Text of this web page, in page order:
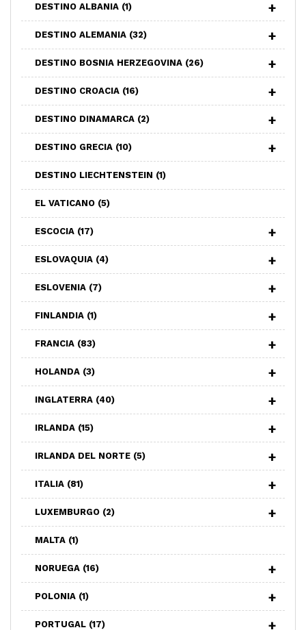
DESTINO ALBANIA (1)
DESTINO ALEMANIA (32)
DESTINO BOSNIA HERZEGOVINA (26)
DESTINO CROACIA (16)
DESTINO DINAMARCA (2)
DESTINO GRECIA (10)
DESTINO LIECHTENSTEIN (1)
EL VATICANO (5)
ESCOCIA (17)
ESLOVAQUIA (4)
ESLOVENIA (7)
FINLANDIA (1)
FRANCIA (83)
HOLANDA (3)
INGLATERRA (40)
IRLANDA (15)
IRLANDA DEL NORTE (5)
ITALIA (81)
LUXEMBURGO (2)
MALTA (1)
NORUEGA (16)
POLONIA (1)
PORTUGAL (17)